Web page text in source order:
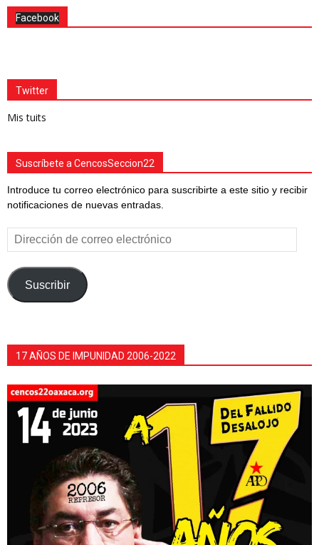
Facebook
Twitter
Mis tuits
Suscríbete a CencosSeccion22
Introduce tu correo electrónico para suscribirte a este sitio y recibir
notificaciones de nuevas entradas.
Dirección
de
correo
electrónico
Suscribir
17 AÑOS DE IMPUNIDAD 2006-2022